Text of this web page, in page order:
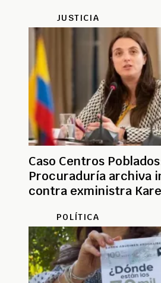
JUSTICIA
Caso Centros
Procuraduría archiva
contra exministra
POLÍTICA